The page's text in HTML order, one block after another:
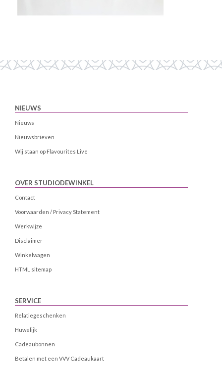
NIEUWS
Nieuws
Nieuwsbrieven
Wij staan op Flavourites Live
OVER STUDIODEWINKEL
Contact
Voorwaarden / Privacy Statement
Werkwijze
Disclaimer
Winkelwagen
HTML sitemap
SERVICE
Relatiegeschenken
Huwelijk
Cadeaubonnen
Betalen met een VVV Cadeaukaart